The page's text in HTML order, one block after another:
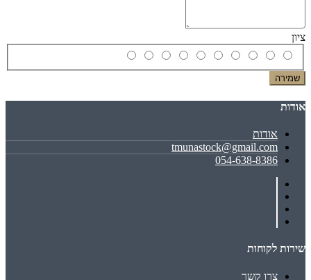
ציון
שמירה
אודות
אודות
tmunastock@gmail.com
054-638-8386
שירות לקוחות
צרו קשר